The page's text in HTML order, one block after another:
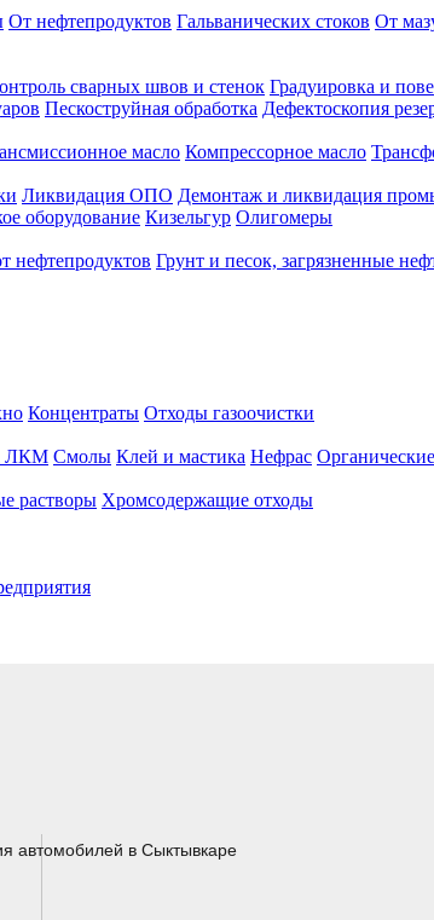
От нефтепродуктов Гальванических стоков От
сварных швов и стенок Градуировка и
Пескоструйная обработка Дефектоскопия
масло Компрессорное масло
Ликвидация ОПО Демонтаж и ликвидация
оборудование Кизельгур Олигомеры
нефтепродуктов Грунт и песок, загрязненные
Концентраты Отходы газоочистки
ЛКМ Смолы Клей и мастика Нефрас
растворы Хромсодержащие отходы
автомобилей в Сыктывкаре